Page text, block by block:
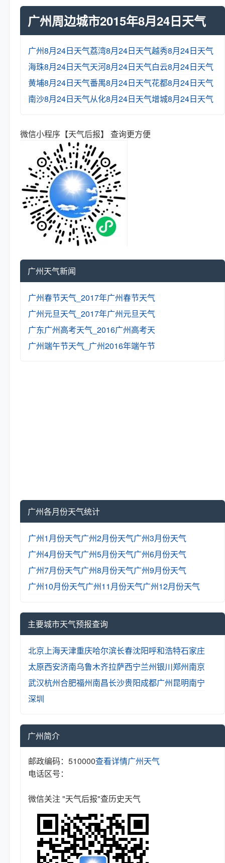
广州周边城市2015年8月24日天气
广州8月24日天气荔湾8月24日天气越秀8月24日天气
海珠8月24日天气天河8月24日天气白云8月24日天气
黄埔8月24日天气番禺8月24日天气花都8月24日天气
南沙8月24日天气从化8月24日天气增城8月24日天气
微信小程序【天气后报】 查询更方便
广州天气新闻
广州春节天气_2017年广州春节天气
广州元旦天气_2017年广州元旦天气
广东广州高考天气_2016广州高考天
广州端午节天气_广州2016年端午节
广州各月份天气统计
广州1月份天气广州2月份天气广州3月份天气
广州4月份天气广州5月份天气广州6月份天气
广州7月份天气广州8月份天气广州9月份天气
广州10月份天气广州11月份天气广州12月份天气
主要城市天气预报查询
北京上海天津重庆哈尔滨长春沈阳呼和浩特石家庄
太原西安济南乌鲁木齐拉萨西宁兰州银川郑州南京
武汉杭州合肥福州南昌长沙贵阳成都广州昆明南宁
深圳
广州简介
邮政编码：510000
电话区号：
查看详情广州天气
微信关注 "天气后报"查历史天气